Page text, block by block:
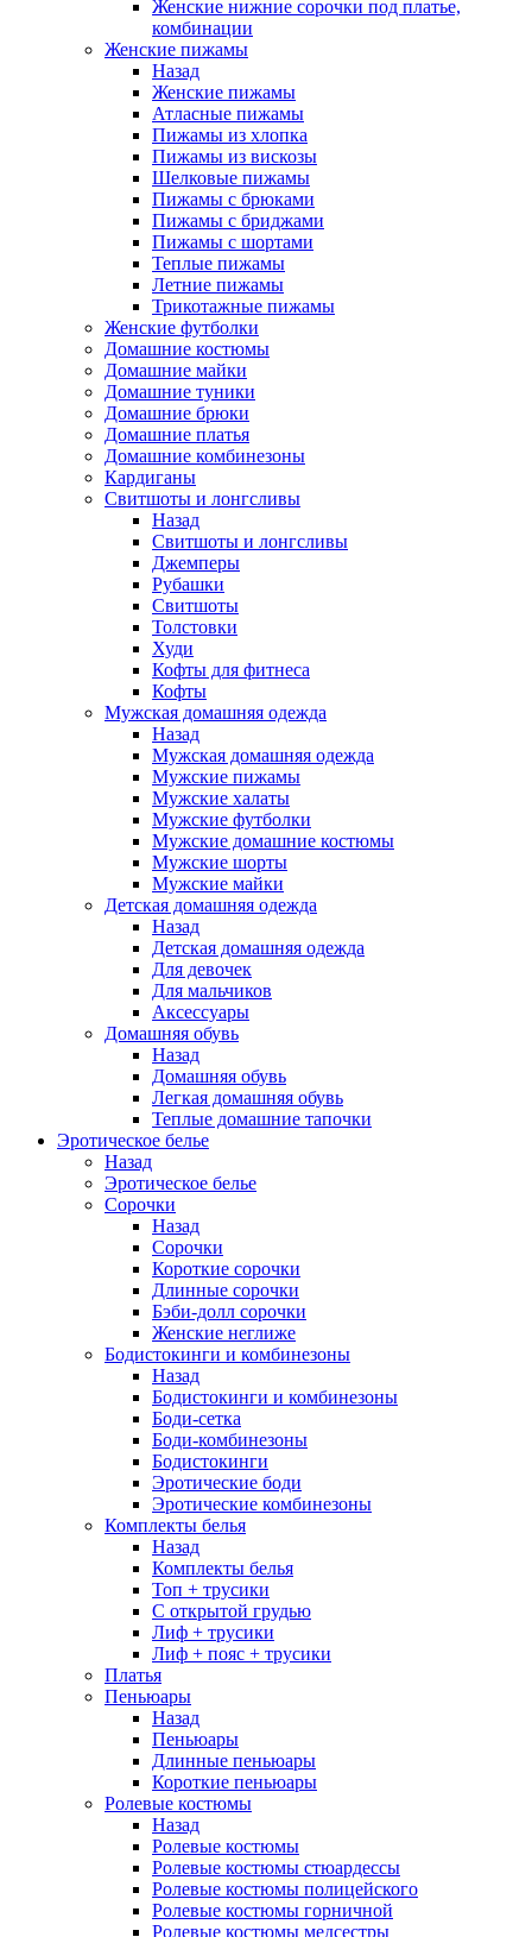
Женские нижние сорочки под платье,
комбинации
Женские пижамы
Назад
Женские пижамы
Атласные пижамы
Пижамы из хлопка
Пижамы из вискозы
Шелковые пижамы
Пижамы с брюками
Пижамы с бриджами
Пижамы с шортами
Теплые пижамы
Летние пижамы
Трикотажные пижамы
Женские футболки
Домашние костюмы
Домашние майки
Домашние туники
Домашние брюки
Домашние платья
Домашние комбинезоны
Кардиганы
Свитшоты и лонгсливы
Назад
Свитшоты и лонгсливы
Джемперы
Рубашки
Свитшоты
Толстовки
Худи
Кофты для фитнеса
Кофты
Мужская домашняя одежда
Назад
Мужская домашняя одежда
Мужские пижамы
Мужские халаты
Мужские футболки
Мужские домашние костюмы
Мужские шорты
Мужские майки
Детская домашняя одежда
Назад
Детская домашняя одежда
Для девочек
Для мальчиков
Аксессуары
Домашняя обувь
Назад
Домашняя обувь
Легкая домашняя обувь
Теплые домашние тапочки
Эротическое белье
Назад
Эротическое белье
Сорочки
Назад
Сорочки
Короткие сорочки
Длинные сорочки
Бэби-долл сорочки
Женские неглиже
Бодистокинги и комбинезоны
Назад
Бодистокинги и комбинезоны
Боди-сетка
Боди-комбинезоны
Бодистокинги
Эротические боди
Эротические комбинезоны
Комплекты белья
Назад
Комплекты белья
Топ + трусики
С открытой грудью
Лиф + трусики
Лиф + пояс + трусики
Платья
Пеньюары
Назад
Пеньюары
Длинные пеньюары
Короткие пеньюары
Ролевые костюмы
Назад
Ролевые костюмы
Ролевые костюмы стюардессы
Ролевые костюмы полицейского
Ролевые костюмы горничной
Ролевые костюмы медсестры